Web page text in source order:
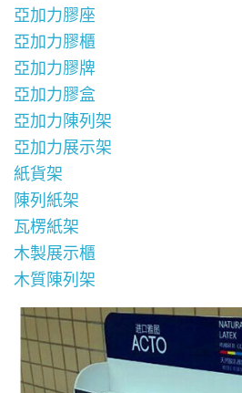
亞加力膠座
亞加力膠櫃
亞加力膠牌
亞加力膠盒
亞加力陳列架
亞加力展示架
紙貨架
陳列紙架
瓦楞紙架
木製展示櫃
木質陳列架